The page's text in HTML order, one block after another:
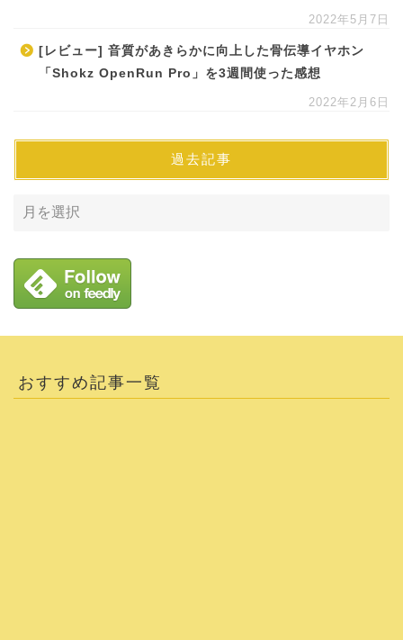
2022年5月7日
[レビュー] 音質があきらかに向上した骨伝導イヤホン
「Shokz OpenRun Pro」を3週間使った感想
2022年2月6日
過去記事
おすすめ記事一覧